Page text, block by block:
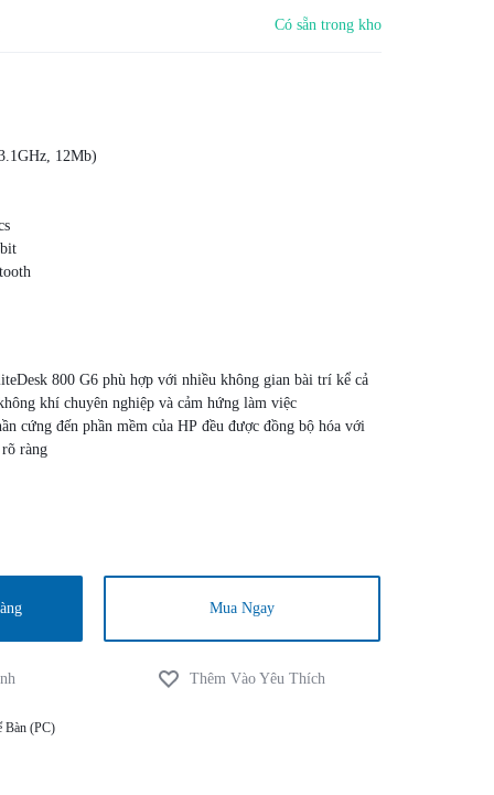
Có sẵn trong kho
12Mb)
800 G6 phù hợp với nhiều không gian bài trí kể cả
khí chuyên nghiệp và cảm hứng làm việc
cứng đến phần mềm của HP đều được đồng bộ hóa với
ràng
Mua Ngay
Bàn (PC)